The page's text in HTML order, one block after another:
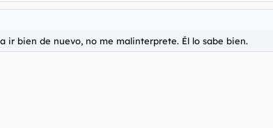
ir bien de nuevo, no me malinterprete. Él lo sabe bien.